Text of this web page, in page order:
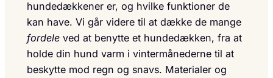
hundedækkener er, og hvilke funktioner de
kan have. Vi går videre til at dække de mange
fordele ved at benytte et hundedækken, fra at
holde din hund varm i vintermånederne til at
beskytte mod regn og snavs. Materialer og